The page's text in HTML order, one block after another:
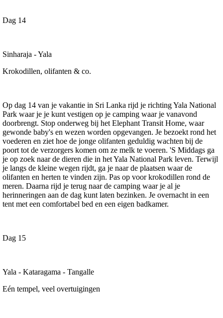
Dag 14
Sinharaja - Yala
Krokodillen, olifanten & co.
Op dag 14 van je vakantie in Sri Lanka rijd je richting Yala National
Park waar je je kunt vestigen op je camping waar je vanavond
doorbrengt. Stop onderweg bij het Elephant Transit Home, waar
gewonde baby's en wezen worden opgevangen. Je bezoekt rond het
voederen en ziet hoe de jonge olifanten geduldig wachten bij de
poort tot de verzorgers komen om ze melk te voeren. 'S Middags ga
je op zoek naar de dieren die in het Yala National Park leven. Terwijl
je langs de kleine wegen rijdt, ga je naar de plaatsen waar de
olifanten en herten te vinden zijn. Pas op voor krokodillen rond de
meren. Daarna rijd je terug naar de camping waar je al je
herinneringen aan de dag kunt laten bezinken. Je overnacht in een
tent met een comfortabel bed en een eigen badkamer.
Dag 15
Yala - Kataragama - Tangalle
Eén tempel, veel overtuigingen